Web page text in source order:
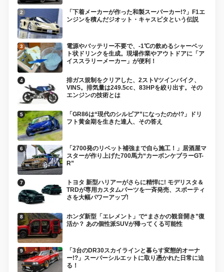
「下着メーカーが作った和製スーパーカー!?」F1エ
ンジンを積んだジオット・キャスピタという伝説
電源やバッテリー不要で、-1℃の飲めるシャーベッ
ト状ドリンクを生成。現場作業やアウトドアに「ア
イススラリーメーカー」が便利！
排ガス規制をクリアした、2ストVツインバイク、
VINS。排気量は249.5cc、83HPを絞り出す。その
エンジンの技術とは
「GR86は“現代のシルビア”になったのか!?」ドリ
フト黄金期を生きた達人、その答え
「2700発のリベット補強まで自ら施工！」居酒屋マ
スターが作り上げた700馬力“カーボンケブラーGT-
R”
トヨタ 新型ハリアーがさらに精悍に! モデリスタ＆
TRDが専用カスタムパーツを一斉発売、スポーティ
さを大幅パワーアップ!
ホンダ新型「エレメント」で“まさかの観音開き”復
活か？ あの個性派SUVが帰ってくる可能性
「3台のDR30スカイラインと暮らす変態的オーナ
ー!?」スーパーシルエットに取り憑かれた日常に迫
る！